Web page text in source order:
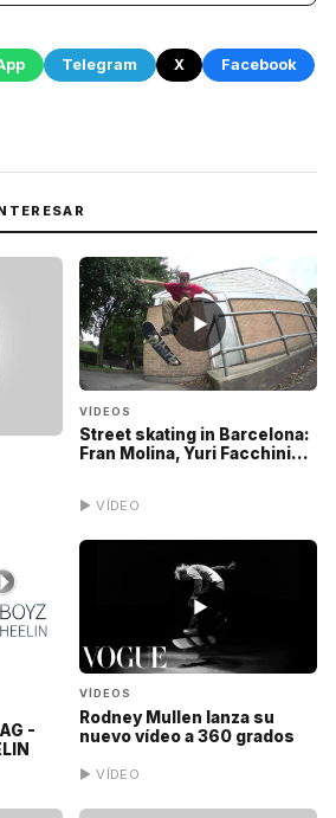
Telegram X
Facebook
▶
VÍDEOS
Street skating in Barcelona:
Fran Molina, Yuri Facchini...
▶ VÍDEO
-
▶
VÍDEOS
Rodney Mullen lanza su
nuevo vídeo a 360 grados
▶ VÍDEO